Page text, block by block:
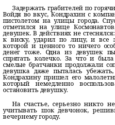
Задержать грабителей по
Войдя во вкус, Кондрахин с
пистолетом на улицы города.
отметился на улице
девушек. В действиях не
к виску, ударил по лицу, и все
которой и ценного то ничего
денег тоже. Одна из девушек
спрятать колечко. За что и
смелые братчанки продолжали
девушка даже пыталась
Кондрахину пришел его
который немедленно
остановить девушку.
На счастье, серьезно никто
учитывать шок девчонок,
вечернему городу.